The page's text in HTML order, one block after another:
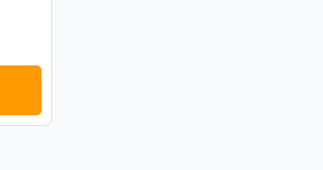
des audiences correctionnelles